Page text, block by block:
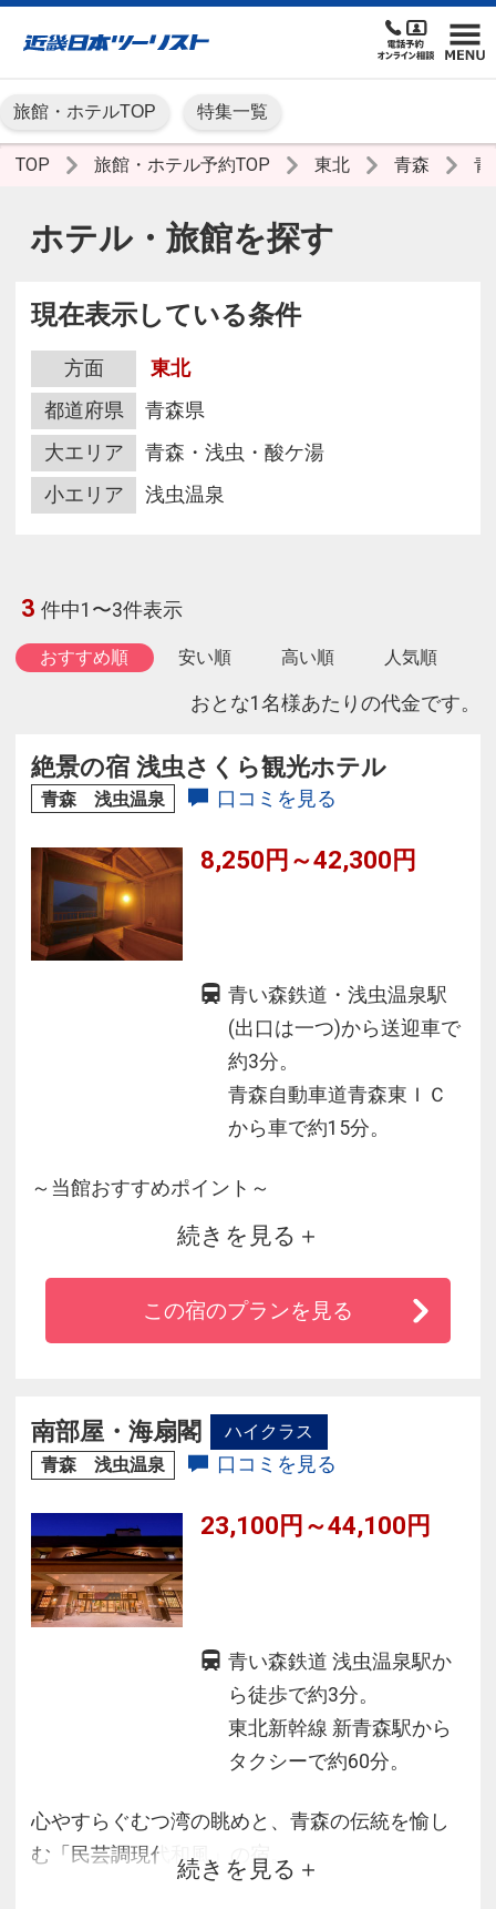
旅館・ホテルTOP 特集一覧
TOP 旅館・ホテル予約TOP 東北 青森 青
ホテル・旅館を探す
現在表示している条件
方面
東北
都道府県
青森県
大エリア
青森・浅虫・酸ケ湯
小エリア
浅虫温泉
3 件中1〜3件表示
おすすめ順 安い順 高い順 人気順
おとな1名様あたりの代金です。
絶景の宿 浅虫さくら観光ホテル
青森 浅虫温泉 口コミを見る
8,250円～42,300円
青い森鉄道・浅虫温泉駅
(出口は一つ)から送迎車で
約3分。
青森自動車道青森東ＩＣ
から車で約15分。
～当館おすすめポイント～
◆浅虫温泉にはホテルや旅館が多数あります
が、当館のみ海に面しております。
◆舌鼓を打つ頃には日常のストレスなどきっと
◆夕食後は津軽三味線の生演奏の余韻に浸りな
がら、ゆっくりとお寛ぎください。
続きを見る
この宿のプランを見る
南部屋・海扇閣
ハイクラス
青森 浅虫温泉
口コミを見る
23,100円～44,100円
青い森鉄道 浅虫温泉駅か
ら徒歩で約3分。
東北新幹線 新青森駅から
タクシーで約60分。
心やすらぐむつ湾の眺めと、青森の伝統を愉し
む「民芸調現代和風」の宿。
「くつろぎ」をテーマとした全室海側の和室か
続きを見る